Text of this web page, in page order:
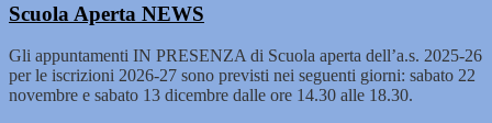
Scuola Aperta NEWS
Gli appuntamenti IN PRESENZA di Scuola aperta dell’a.s. 2025-26
per le iscrizioni 2026-27 sono previsti nei seguenti giorni: sabato 22
novembre e sabato 13 dicembre dalle ore 14.30 alle 18.30.